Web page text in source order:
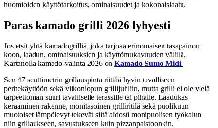
huomioiden käyttötarkoitus, ominaisuudet ja kokonaislaatu.
Paras kamado grilli 2026 lyhyesti
Jos etsit yhtä kamadogrilliä, joka tarjoaa erinomaisen tasapainon
koon, laadun, ominaisuuksien ja käyttömukavuuden välillä,
Kartanolla kamado-valinta 2026 on Kamado Sumo Midi.
Sen 47 senttimetrin grillauspinta riittää hyvin tavalliseen
perhekäyttöön sekä viikonlopun grillijuhliin, mutta grilli ei ole vielä
tarpeettoman suuri tavalliselle terassille tai pihalle. Laadukas
keraaminen rakenne, monitasoinen grilliritilä sekä puolikuun
muotoiset lämpölevyt tekevät siitä aidosti monipuolisen työkalun
niin grillaukseen, savustukseen kuin pizzanpaistoonkin.